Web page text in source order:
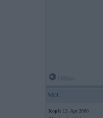
NEC
Kopš: 13. Apr 2006